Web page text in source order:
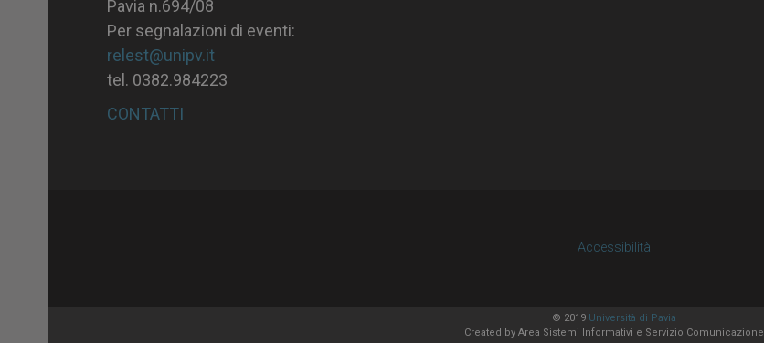
Pavia n.694/08
Per segnalazioni di eventi:
relest@unipv.it
tel. 0382.984223
CONTATTI
Accessibilità
© 2019 Università di Pavia
Created by Area Sistemi Informativi e Servizio Comunicazione